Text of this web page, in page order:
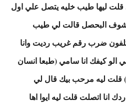
قلت ليها طيب خليه يتصل علي اول
البحصل قالت لي طيب
ضرب رقم غريب رديت وانا
الو كيفك انا سامي (طبعا انسان
قلت ليه مرحب بيك قال لي
اتصلت قلت ليه ايوا اها